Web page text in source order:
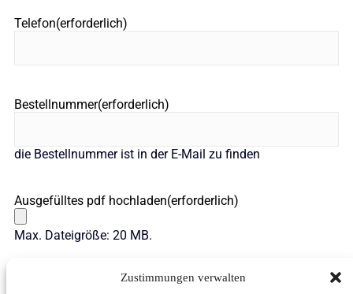
Zustimmungen verwalten
Telefon(erforderlich)
Bestellnummer(erforderlich)
die Bestellnummer ist in der E-Mail zu finden
Ausgefülltes pdf hochladen(erforderlich)
Max. Dateigröße: 20 MB.